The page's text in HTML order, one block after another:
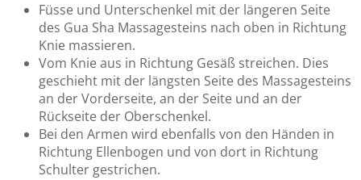
Füsse und Unterschenkel mit der längeren Seite
des Gua Sha Massagesteins nach oben in Richtung
Knie massieren.
Vom Knie aus in Richtung Gesäß streichen. Dies
geschieht mit der längsten Seite des Massagesteins
an der Vorderseite, an der Seite und an der
Rückseite der Oberschenkel.
Bei den Armen wird ebenfalls von den Händen in
Richtung Ellenbogen und von dort in Richtung
Schulter gestrichen.